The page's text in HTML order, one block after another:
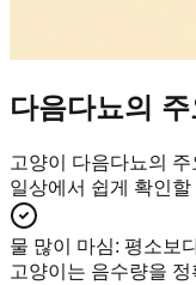
다음다뇨의
고양이 다음다뇨의
일상에서 쉽게 확인
물 많이 마심: 평소보
고양이는 음수량을